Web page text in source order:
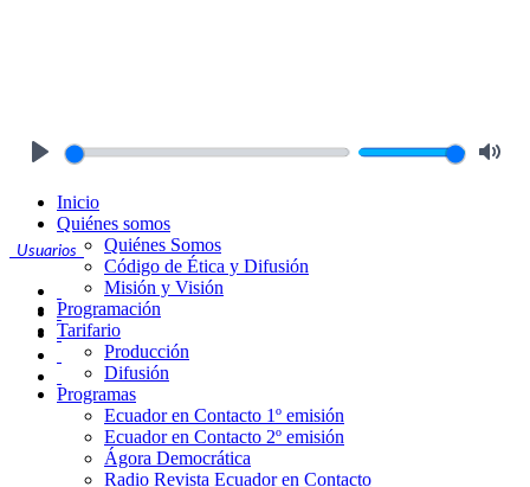
Usuarios
Inicio
Quiénes somos
Quiénes Somos
Código de Ética y Difusión
Misión y Visión
Programación
Tarifario
Producción
Difusión
Programas
Ecuador en Contacto 1º emisión
Ecuador en Contacto 2º emisión
Ágora Democrática
Radio Revista Ecuador en Contacto